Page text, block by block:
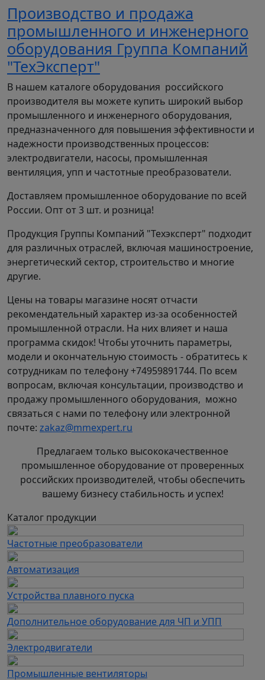
Для улучшения качества выпускаемой продукции
конструкторский отдел оставляет за собой право
вносить изменения размеров и комплектации
без уведомления
Габаритные и
присоединительные размеры ДН
№6,3, Исполнение 1, зависящие
от положения корпуса
B, мм
B1, мм H1, мм H2, мм B, мм B1, мм H1, мм H2, мм
1204
954
414 1260 727 921 413 1148
Акустические характеристики ДН
№6,3, Исполнение 1
Значение Lpi в октавных полосах f, Гц
Частота вращения, об/мин
125
90 95 100 101 97 95
Если вы ищете эффективные дымососы ДН для
котельного оборудования, вы попали по адресу.
ООО "ТехЭксперт"является производителем и
официальным дилером заводов по производству
промышленной вентиляции. Мы предлагаем
широкий ассортимент дымососов, которые
идеально подходят для обеспечения
качественной вентиляции в котельных и
промышленных установках.
Почему стоит выбрать дымососы
ДН?
Наши дымососы ДН обеспечивают надежную
Производство и продажа
промышленного и инженерного
оборудования Группа Компаний
"ТехЭксперт"
В нашем каталоге оборудования российского
производителя вы можете купить широкий выбор
промышленного и инженерного оборудования,
предназначенного для повышения эффективности и
надежности производственных процессов:
электродвигатели, насосы, промышленная
вентиляция, упп и частотные преобразователи.
Доставляем промышленное оборудование по всей
России. Опт от 3 шт. и розница!
Продукция Группы Компаний "Техэксперт" подходит
для различных отраслей, включая машиностроение,
энергетический сектор, строительство и многие
другие.
Цены на товары магазине носят отчасти
рекомендательный характер из-за особенностей
промышленной отрасли. На них влияет и наша
программа скидок! Чтобы уточнить параметры,
модели и окончательную стоимость - обратитесь к
сотрудникам по телефону +74959891744. По всем
вопросам, включая консультации, производство и
продажу промышленного оборудования, можно
связаться с нами по телефону или электронной
почте: zakaz@mmexpert.ru
Предлагаем только высококачественное
промышленное оборудование от проверенных
российских производителей, чтобы обеспечить
вашему бизнесу стабильность и успех!
Каталог продукции
Частотные преобразователи
Автоматизация
Устройства плавного пуска
Дополнительное оборудование для ЧП и УПП
Электродвигатели
Промышленные вентиляторы